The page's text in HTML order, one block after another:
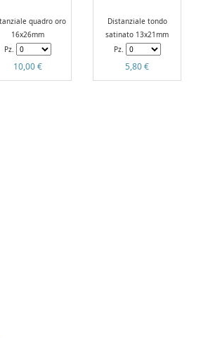
quadro oro
16x26mm
Pz.
10,00 €
Distanziale tondo
satinato 13x21mm
Pz.
5,80 €